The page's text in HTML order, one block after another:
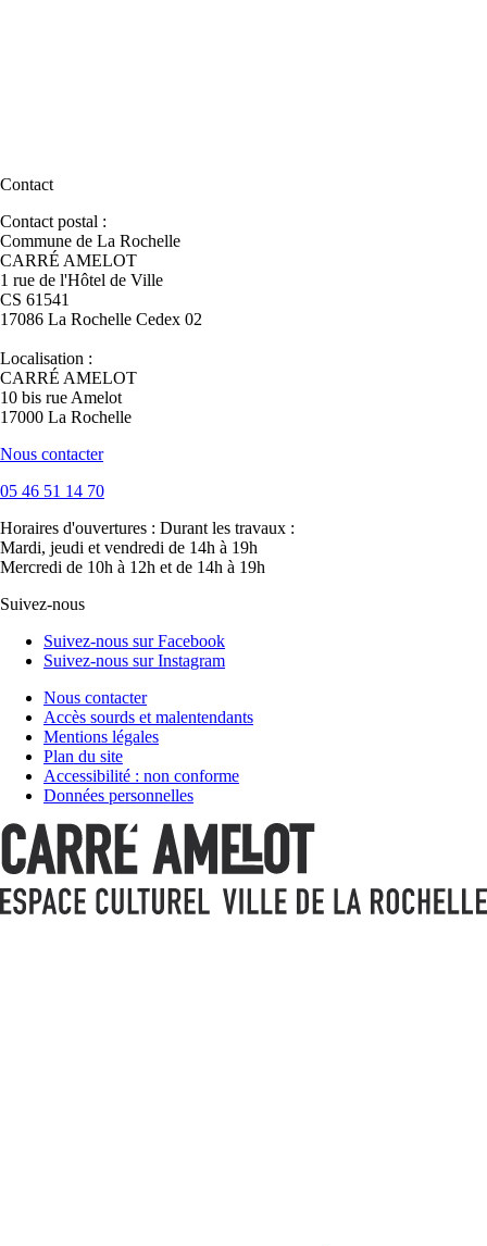
Contact
Contact postal :
Commune de La Rochelle
CARRÉ AMELOT
1 rue de l'Hôtel de Ville
CS 61541
17086 La Rochelle Cedex 02
Localisation :
CARRÉ AMELOT
10 bis rue Amelot
17000 La Rochelle
Nous contacter
05 46 51 14 70
Horaires d'ouvertures : Durant les travaux :
Mardi, jeudi et vendredi de 14h à 19h
Mercredi de 10h à 12h et de 14h à 19h
Suivez-nous
Suivez-nous sur Facebook
Suivez-nous sur Instagram
Nous contacter
Accès sourds et malentendants
Mentions légales
Plan du site
Accessibilité : non conforme
Données personnelles